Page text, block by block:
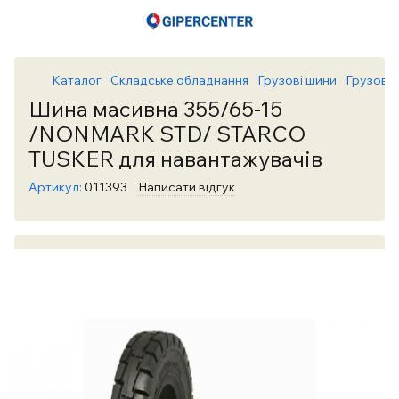
Каталог Складське обладнання Грузові шини Грузові
Шина масивна 355/65-15
/NONMARK STD/ STARCO
TUSKER для навантажувачів
Артикул: 011393 Написати відгук